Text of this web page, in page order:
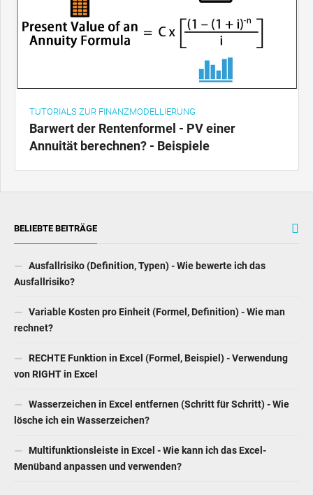
TUTORIALS ZUR FINANZMODELLIERUNG
Barwert der Rentenformel - PV einer
Annuität berechnen? - Beispiele
BELIEBTE BEITRÄGE
Ausfallrisiko (Definition, Typen) - Wie bewerte ich das
Ausfallrisiko?
Variable Kosten pro Einheit (Formel, Definition) - Wie man
rechnet?
RECHTE Funktion in Excel (Formel, Beispiel) - Verwendung
von RIGHT in Excel
Wasserzeichen in Excel entfernen (Schritt für Schritt) - Wie
lösche ich ein Wasserzeichen?
Multifunktionsleiste in Excel - Wie kann ich das Excel-
Menüband anpassen und verwenden?